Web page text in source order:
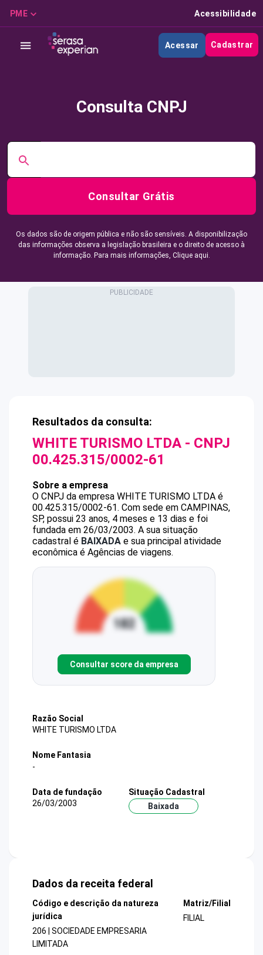
PME Acessibilidade
Acessar Cadastrar
Consulta CNPJ
Consultar Grátis
Os dados são de origem pública e não são sensíveis. A disponibilização
das informações observa a legislação brasileira e o direito de acesso à
informação. Para mais informações, Clique aqui.
Resultados da consulta:
WHITE TURISMO LTDA - CNPJ
00.425.315/0002-61
Sobre a empresa
O CNPJ da empresa WHITE TURISMO LTDA é
00.425.315/0002-61. Com sede em CAMPINAS,
SP, possui 23 anos, 4 meses e 13 dias e foi
fundada em 26/03/2003. A sua situação
cadastral é BAIXADA e sua principal atividade
econômica é Agências de viagens.
Consultar score da empresa
Razão Social
WHITE TURISMO LTDA
Nome Fantasia
-
Data de fundação
26/03/2003
Situação Cadastral
Baixada
Dados da receita federal
Código e descrição da natureza
jurídica
206 | SOCIEDADE EMPRESARIA
LIMITADA
Matriz/Filial
FILIAL